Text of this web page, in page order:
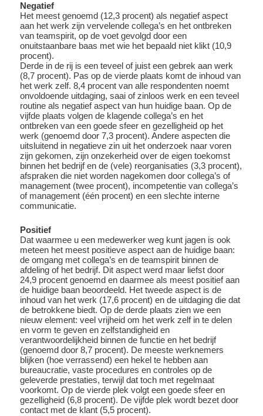
Negatief
Het meest genoemd (12,3 procent) als negatief aspect
aan het werk zijn vervelende collega’s en het ontbreken
van teamspirit, op de voet gevolgd door een
onuitstaanbare baas met wie het bepaald niet klikt (10,9
procent).
Derde in de rij is een teveel of juist een gebrek aan werk
(8,7 procent). Pas op de vierde plaats komt de inhoud van
het werk zelf. 8,4 procent van alle respondenten noemt
onvoldoende uitdaging, saai of zinloos werk en een teveel
routine als negatief aspect van hun huidige baan. Op de
vijfde plaats volgen de klagende collega’s en het
ontbreken van een goede sfeer en gezelligheid op het
werk (genoemd door 7,3 procent). Andere aspecten die
uitsluitend in negatieve zin uit het onderzoek naar voren
zijn gekomen, zijn onzekerheid over de eigen toekomst
binnen het bedrijf en de (vele) reorganisaties (3,3 procent),
afspraken die niet worden nagekomen door collega’s of
management (twee procent), incompetentie van collega’s
of management (één procent) en een slechte interne
communicatie.
Positief
Dat waarmee u een medewerker weg kunt jagen is ook
meteen het meest positieve aspect aan de huidige baan:
de omgang met collega’s en de teamspirit binnen de
afdeling of het bedrijf. Dit aspect werd maar liefst door
24,9 procent genoemd en daarmee als meest positief aan
de huidige baan beoordeeld. Het tweede aspect is de
inhoud van het werk (17,6 procent) en de uitdaging die dat
de betrokkene biedt. Op de derde plaats zien we een
nieuw element: veel vrijheid om het werk zelf in te delen
en vorm te geven en zelfstandigheid en
verantwoordelijkheid binnen de functie en het bedrijf
(genoemd door 8,7 procent). De meeste werknemers
blijken (hoe verrassend) een hekel te hebben aan
bureaucratie, vaste procedures en controles op de
geleverde prestaties, terwijl dat toch met regelmaat
voorkomt. Op de vierde plek volgt een goede sfeer en
gezelligheid (6,8 procent). De vijfde plek wordt bezet door
contact met de klant (5,5 procent).